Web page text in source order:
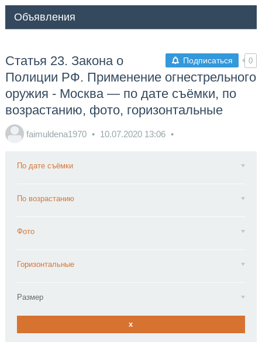
Объявления
Подписаться 0
Статья 23. Закона о
Полиции РФ. Применение огнестрельного
оружия - Москва — по дате съёмки, по
возрастанию, фото, горизонтальные
faimuldena1970 10.07.2020 13:06
По дате съёмки
По возрастанию
Фото
Горизонтальные
Размер
x